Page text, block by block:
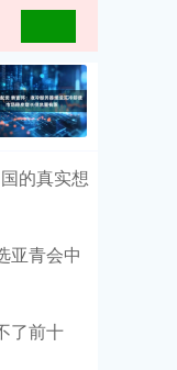
的真实想
亚青会中
了前十